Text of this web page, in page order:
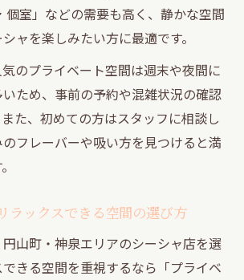
個室」などの需要も高く、静かな空間
ャを楽しみたい方に最適です。
のプライベート空間は週末や夜間に
ため、事前の予約や混雑状況の確認
た、初めての方はスタッフに相談し
フレーバーや吸い方を見つけると満
ラックスできる空間の選び方
山町・神泉エリアのシーシャ店を選
きる空間を重視するなら「プライベ